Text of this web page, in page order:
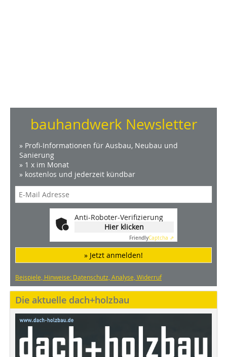
bauhandwerk Newsletter
» Profi-Informationen für Ausbau, Neubau und
Sanierung
» 1 x im Monat
» kostenlos und jederzeit kündbar
Anti-Roboter-Verifizierung
Hier klicken
FriendlyCaptcha ⇗
» Jetzt anmelden!
Beispiele, Hinweise: Datenschutz, Analyse, Widerruf
Die aktuelle dach+holzbau